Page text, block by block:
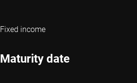
Fixed income
Maturity date